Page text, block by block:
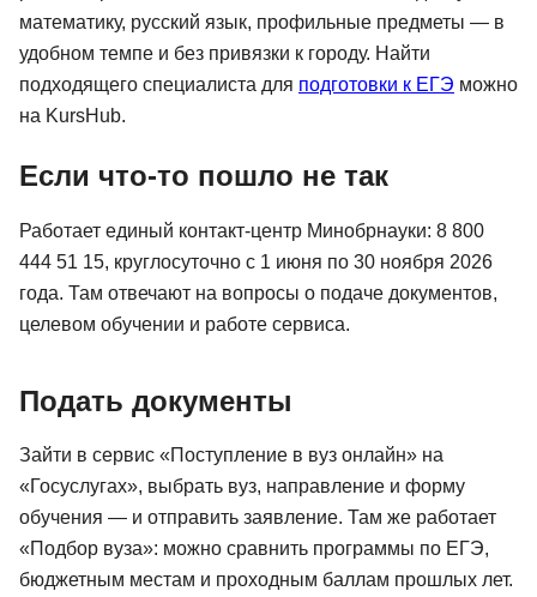
математику, русский язык, профильные предметы — в
удобном темпе и без привязки к городу. Найти
подходящего специалиста для подготовки к ЕГЭ можно
на KursHub.
Если что-то пошло не так
Работает единый контакт-центр Минобрнауки: 8 800
444 51 15, круглосуточно с 1 июня по 30 ноября 2026
года. Там отвечают на вопросы о подаче документов,
целевом обучении и работе сервиса.
Подать документы
Зайти в сервис «Поступление в вуз онлайн» на
«Госуслугах», выбрать вуз, направление и форму
обучения — и отправить заявление. Там же работает
«Подбор вуза»: можно сравнить программы по ЕГЭ,
бюджетным местам и проходным баллам прошлых лет.